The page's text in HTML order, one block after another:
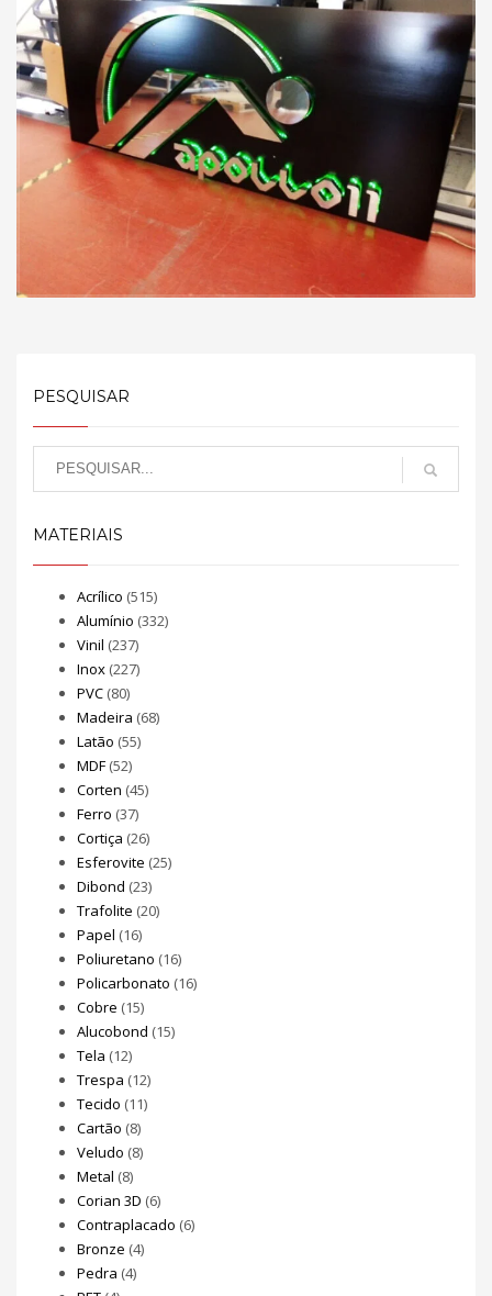
PESQUISAR
MATERIAIS
Acrílico (515)
Alumínio (332)
Vinil (237)
Inox (227)
PVC (80)
Madeira (68)
Latão (55)
MDF (52)
Corten (45)
Ferro (37)
Cortiça (26)
Esferovite (25)
Dibond (23)
Trafolite (20)
Papel (16)
Poliuretano (16)
Policarbonato (16)
Cobre (15)
Alucobond (15)
Tela (12)
Trespa (12)
Tecido (11)
Cartão (8)
Veludo (8)
Metal (8)
Corian 3D (6)
Contraplacado (6)
Bronze (4)
Pedra (4)